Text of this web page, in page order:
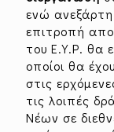
ενώ
επιτροπή
του Ε.Υ.Ρ. θα
οποίοι θα
στις
τις λοιπές
Νέων σε